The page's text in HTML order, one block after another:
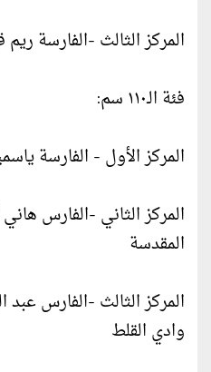
المركز الثالث -الفارسة
فئة الـ١١٠ سم:
المركز الأول - الفارسة
المركز الثاني -الفارس
المقدسة
المركز الثالث -الفارس
وادي القلط